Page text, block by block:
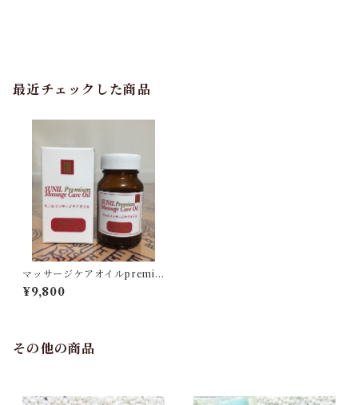
最近チェックした商品
マッサージケアオイルpremiu
m No.11 ボディ用
¥9,800
その他の商品